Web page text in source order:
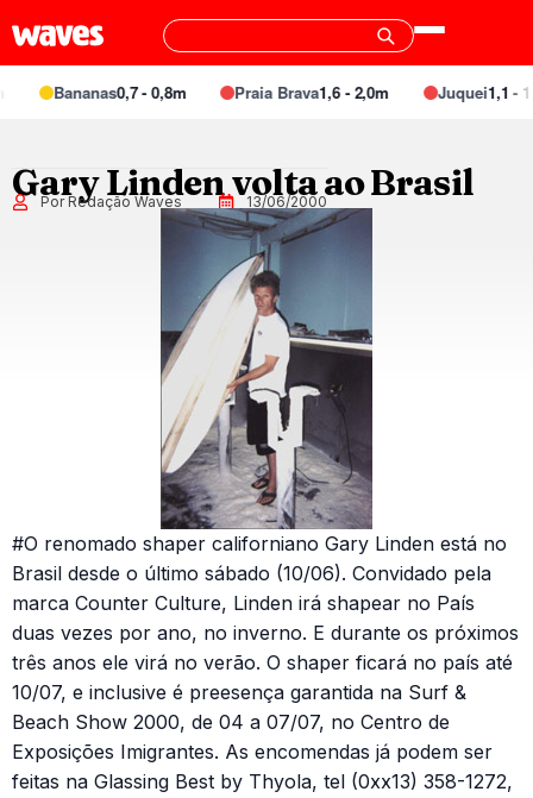
Bananas0,7 - 0,8m Praia Brava1,6 - 2,0m Juquei1,1 -
Gary Linden volta ao Brasil
Por Redação Waves 13/06/2000
#O renomado shaper californiano Gary Linden está no
Brasil desde o último sábado (10/06). Convidado pela
marca Counter Culture, Linden irá shapear no País
duas vezes por ano, no inverno. E durante os próximos
três anos ele virá no verão. O shaper ficará no país até
10/07, e inclusive é preesença garantida na Surf &
Beach Show 2000, de 04 a 07/07, no Centro de
Exposições Imigrantes. As encomendas já podem ser
feitas na Glassing Best by Thyola, tel (0xx13) 358-1272,